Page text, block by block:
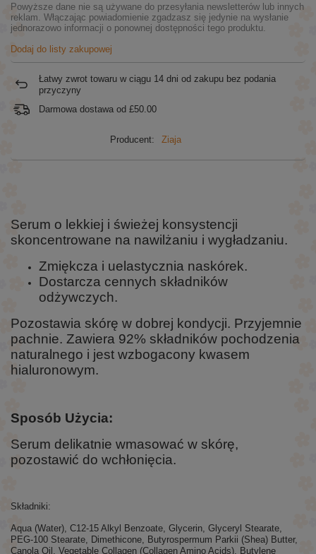
Powyższe dane nie są używane do przesyłania newsletterów lub innych
reklam. Włączając powiadomienie zgadzasz się jedynie na wysłanie
jednorazowo informacji o ponownej dostępności tego produktu.
Dodaj do listy zakupowej
Łatwy zwrot towaru w ciągu 14 dni od zakupu bez podania
przyczyny
Darmowa dostawa od £50.00
Producent: Ziaja
Serum o lekkiej i świeżej konsystencji
skoncentrowane na nawilżaniu i wygładzaniu.
Zmiękcza i uelastycznia naskórek.
Dostarcza cennych składników
odżywczych.
Pozostawia skórę w dobrej kondycji. Przyjemnie
pachnie. Zawiera 92% składników pochodzenia
naturalnego i jest wzbogacony kwasem
hialuronowym.
Sposób Użycia:
Serum delikatnie wmasować w skórę,
pozostawić do wchłonięcia.
Składniki:
Aqua (Water), C12-15 Alkyl Benzoate, Glycerin, Glyceryl Stearate,
PEG-100 Stearate, Dimethicone, Butyrospermum Parkii (Shea) Butter,
Canola Oil, Vegetable Collagen (Collagen Amino Acids), Butylene